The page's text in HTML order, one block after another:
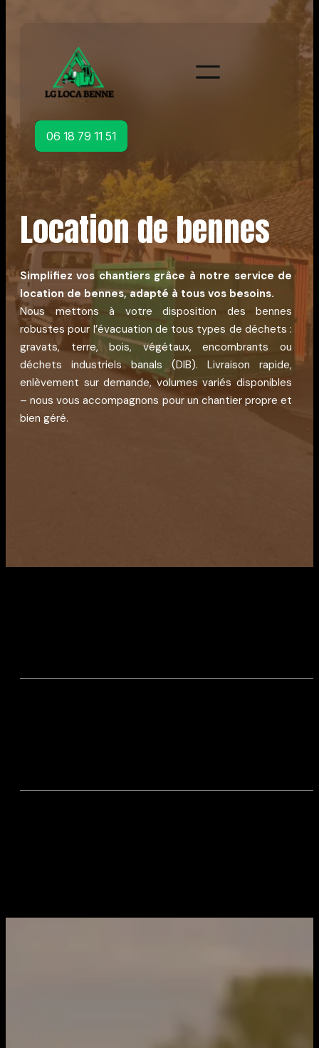
06 18 79 11 51
Location de bennes
Simplifiez vos chantiers grâce à notre service de
location de bennes, adapté à tous vos besoins.
Nous mettons à votre disposition des bennes
robustes pour l’évacuation de tous types de déchets :
gravats, terre, bois, végétaux, encombrants ou
déchets industriels banals (DIB). Livraison rapide,
enlèvement sur demande, volumes variés disponibles
– nous vous accompagnons pour un chantier propre et
bien géré.